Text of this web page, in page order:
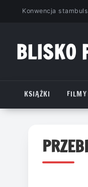
PrzejdźKonwencja
BLISKO
KSIĄŻKI